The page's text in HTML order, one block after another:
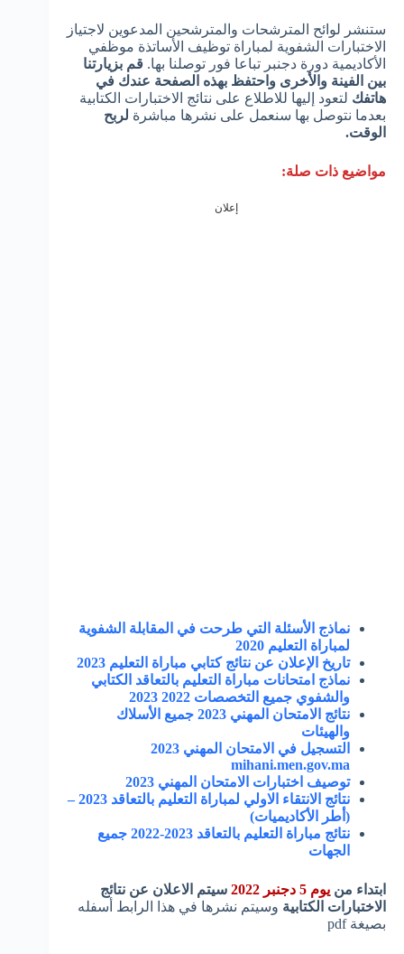
ستنشر لوائح المترشحات والمترشحين المدعوين لاجتياز
الاختبارات الشفوية لمباراة توظيف الأساتذة موظفي
الأكاديمية دورة دجنبر تباعا فور توصلنا بها. قم بزيارتنا
بين الفينة والأخرى واحتفظ بهذه الصفحة عندك في
هاتفك لتعود إليها للاطلاع على نتائج الاختبارات الكتابية
بعدما نتوصل بها سنعمل على نشرها مباشرة لربح
الوقت.
مواضيع ذات صلة:
إعلان
نماذج الأسئلة التي طرحت في المقابلة الشفوية
لمباراة التعليم 2020
تاريخ الإعلان عن نتائج كتابي مباراة التعليم 2023
نماذج امتحانات مباراة التعليم بالتعاقد الكتابي
والشفوي جميع التخصصات 2022 2023
نتائج الامتحان المهني 2023 جميع الأسلاك
والهيئات
التسجيل في الامتحان المهني 2023
mihani.men.gov.ma
توصيف اختبارات الامتحان المهني 2023
نتائج الانتقاء الاولي لمباراة التعليم بالتعاقد 2023 –
(أطر الأكاديميات)
نتائج مباراة التعليم بالتعاقد 2023-2022 جميع
الجهات
ابتداء من يوم 5 دجنبر 2022
سيتم الاعلان عن نتائج
الاختبارات الكتابية وسيتم نشرها في هذا الرابط أسفله
بصيغة pdf